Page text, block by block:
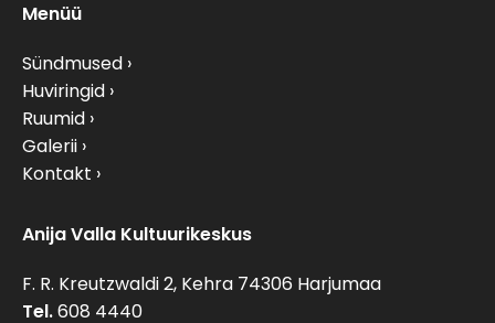
Menüü
Sündmused
Huviringid
Ruumid
Galerii
Kontakt
Anija Valla Kultuurikeskus
F. R. Kreutzwaldi 2, Kehra 74306 Harjumaa
Tel.608 4440